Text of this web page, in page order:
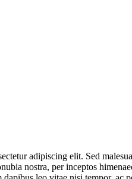
adipiscing elit. Sed
nostra, per inceptos